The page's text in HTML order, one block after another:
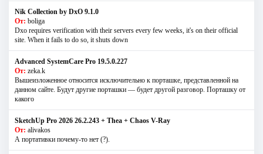
Nik Collection by DxO 9.1.0
От: boliga
Dxo requires verification with their servers every few weeks, it's on their official
site. When it fails to do so, it shuts down
Advanced SystemCare Pro 19.5.0.227
От: zeka.k
Вышеизложенное относится исключительно к порташке, представленной на
данном сайте. Будут другие порташки — будет другой разговор. Порташку от
какого
SketchUp Pro 2026 26.2.243 + Thea + Chaos V-Ray
От: alivakos
А портативки почему-то нет (?).